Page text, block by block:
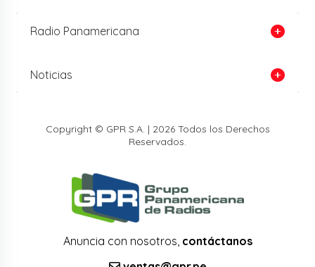
Radio Panamericana
Noticias
Copyright © GPR S.A. | 2026 Todos los Derechos
Reservados.
Anuncia con nosotros, contáctanos